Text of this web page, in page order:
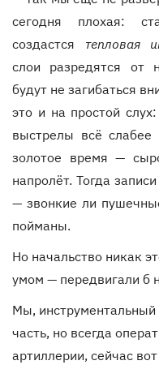
сегодня плохая:
создастся тепловая
слои разредятся от
будут не загибаться
это и на простой
выстрелы всё
золотое время —
напролёт. Тогда
— звонкие ли
пойманы.
Но начальство никак
умом — передвигали б
Мы,
часть, но всегда
артиллерии, сейчас